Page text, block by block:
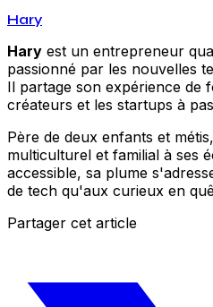
Hary
Hary est un entrepreneur
passionné par les nouvelles
Il partage son expérience de
créateurs et les startups à
Père de deux enfants et
multiculturel et familial à ses
accessible, sa plume
de tech qu'aux curieux en
Partager cet article